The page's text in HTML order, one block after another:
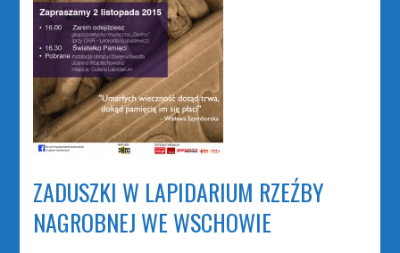
ZADUSZKI W LAPIDARIUM RZEŹBY
NAGROBNEJ WE WSCHOWIE